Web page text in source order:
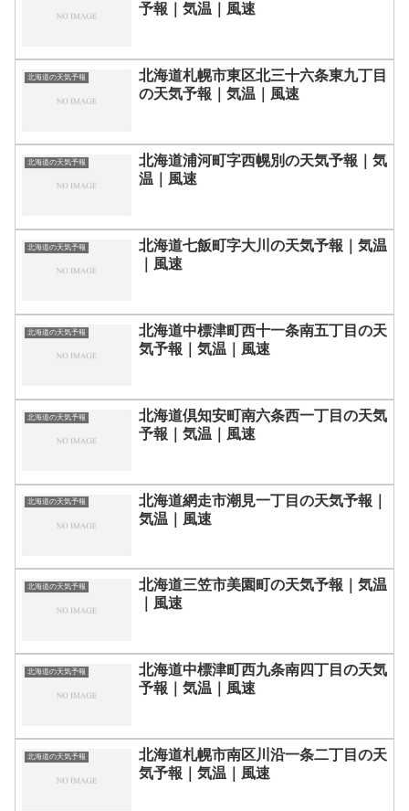
予報｜気温｜風速
北海道の天気予報
北海道札幌市東区北三十六条東九丁目
の天気予報｜気温｜風速
北海道の天気予報
北海道浦河町字西幌別の天気予報｜気
温｜風速
北海道の天気予報
北海道七飯町字大川の天気予報｜気温
｜風速
北海道の天気予報
北海道中標津町西十一条南五丁目の天
気予報｜気温｜風速
北海道の天気予報
北海道倶知安町南六条西一丁目の天気
予報｜気温｜風速
北海道の天気予報
北海道網走市潮見一丁目の天気予報｜
気温｜風速
北海道の天気予報
北海道三笠市美園町の天気予報｜気温
｜風速
北海道の天気予報
北海道中標津町西九条南四丁目の天気
予報｜気温｜風速
北海道の天気予報
北海道札幌市南区川沿一条二丁目の天
気予報｜気温｜風速